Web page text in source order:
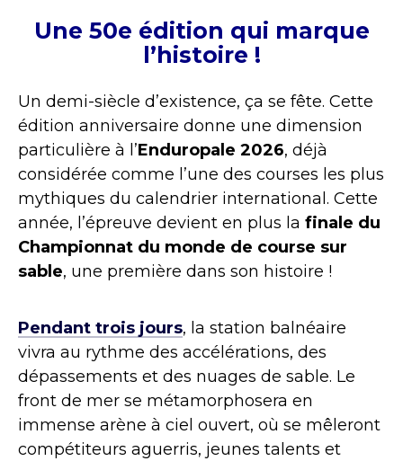
Une 50e édition qui marque
l’histoire !
Un demi-siècle d’existence, ça se fête. Cette
édition anniversaire donne une dimension
particulière à l’Enduropale 2026, déjà
considérée comme l’une des courses les plus
mythiques du calendrier international. Cette
année, l’épreuve devient en plus la finale du
Championnat du monde de course sur
sable, une première dans son histoire !
Pendant trois jours, la station balnéaire
vivra au rythme des accélérations, des
dépassements et des nuages de sable. Le
front de mer se métamorphosera en
immense arène à ciel ouvert, où se mêleront
compétiteurs aguerris, jeunes talents et